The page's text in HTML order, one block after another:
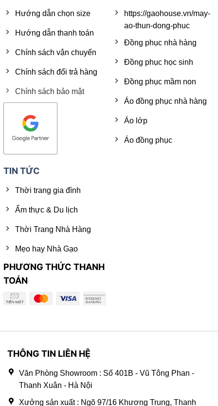
Hướng dẫn chọn size
Hướng dẫn thanh toán
Chính sách vận chuyển
Chính sách đổi trả hàng
Chính sách bảo mật
https://gaohouse.vn/may-
ao-thun-dong-phuc
Đồng phục nhà hàng
Đồng phục học sinh
Đồng phục mầm non
Áo đồng phục nhà hàng
Áo lớp
Áo đồng phục
TIN TỨC
Thời trang gia đình
Ẩm thực & Du lịch
Thời Trang Nhà Hàng
Mẹo hay Nhà Gạo
PHƯƠNG THỨC THANH
TOÁN
THÔNG TIN LIÊN HỆ
Văn Phòng Showroom : Số 401B - Vũ Tông Phan -
Thanh Xuân - Hà Nội
Xưởng sản xuất : Ngõ 97/16 Khương Trung, Thanh